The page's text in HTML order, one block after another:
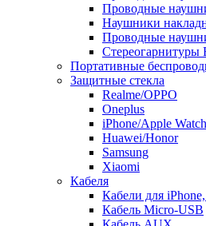
Проводные
Наушники
Проводные
Стереогарнитуры
Портативные
Защитные стекла
Realme/OPPO
Oneplus
iPhone/Apple Watch
Huawei/Honor
Samsung
Xiaomi
Кабеля
Кабели для
Кабель Micro-USB